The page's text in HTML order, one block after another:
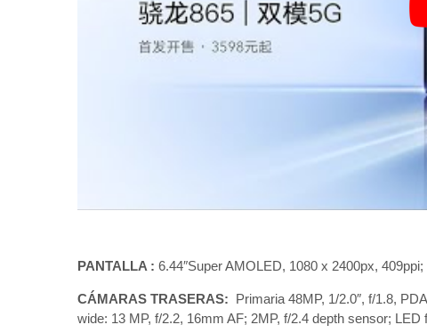
PANTALLA : 6.44″Super AMOLED, 1080 x 2400px,
CÁMARAS TRASERAS: Primaria 48MP, 1/2.0″, f/1.8,
wide: 13 MP, f/2.2, 16mm AF; 2MP, f/2.4 depth sensor;